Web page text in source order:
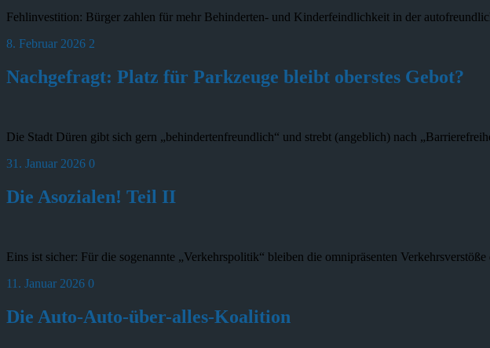
Fehlinvestition: Bürger zahlen für mehr Behinderten- und Kinderfeindlichkeit in der
8. Februar 2026 2
Nachgefragt: Platz für Parkzeuge bleibt oberstes Gebot?
Die Stadt Düren gibt sich gern „behindertenfreundlich“ und strebt (angeblich) nach
31. Januar 2026 0
Die Asozialen! Teil II
Eins ist sicher: Für die sogenannte „Verkehrspolitik“ bleiben die omnipräsenten
11. Januar 2026 0
Die Auto-Auto-über-alles-Koalition